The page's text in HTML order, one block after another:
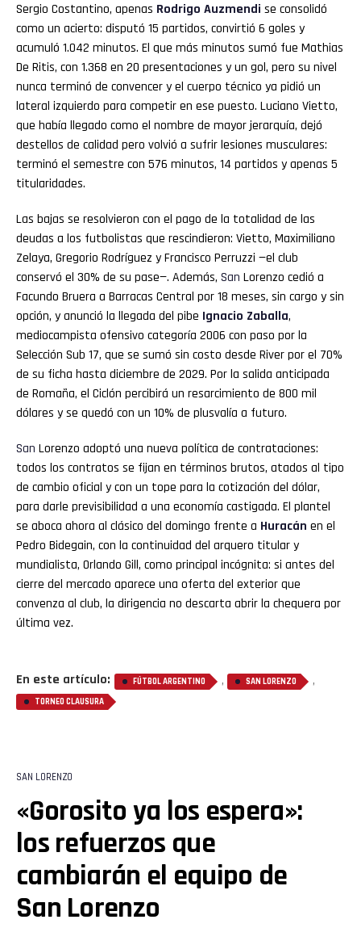
Sergio Costantino, apenas Rodrigo Auzmendi se consolidó
como un acierto: disputó 15 partidos, convirtió 6 goles y
acumuló 1.042 minutos. El que más minutos sumó fue Mathias
De Ritis, con 1.368 en 20 presentaciones y un gol, pero su nivel
nunca terminó de convencer y el cuerpo técnico ya pidió un
lateral izquierdo para competir en ese puesto. Luciano Vietto,
que había llegado como el nombre de mayor jerarquía, dejó
destellos de calidad pero volvió a sufrir lesiones musculares:
terminó el semestre con 576 minutos, 14 partidos y apenas 5
titularidades.
Las bajas se resolvieron con el pago de la totalidad de las
deudas a los futbolistas que rescindieron: Vietto, Maximiliano
Zelaya, Gregorio Rodríguez y Francisco Perruzzi —el club
conservó el 30% de su pase—. Además, San Lorenzo cedió a
Facundo Bruera a Barracas Central por 18 meses, sin cargo y sin
opción, y anunció la llegada del pibe Ignacio Zaballa,
mediocampista ofensivo categoría 2006 con paso por la
Selección Sub 17, que se sumó sin costo desde River por el 70%
de su ficha hasta diciembre de 2029. Por la salida anticipada
de Romaña, el Ciclón percibirá un resarcimiento de 800 mil
dólares y se quedó con un 10% de plusvalía a futuro.
San Lorenzo adoptó una nueva política de contrataciones:
todos los contratos se fijan en términos brutos, atados al tipo
de cambio oficial y con un tope para la cotización del dólar,
para darle previsibilidad a una economía castigada. El plantel
se aboca ahora al clásico del domingo frente a Huracán en el
Pedro Bidegain, con la continuidad del arquero titular y
mundialista, Orlando Gill, como principal incógnita: si antes del
cierre del mercado aparece una oferta del exterior que
convenza al club, la dirigencia no descarta abrir la chequera por
última vez.
En este artículo: FÚTBOL ARGENTINO , SAN LORENZO ,
TORNEO CLAUSURA
SAN LORENZO
«Gorosito ya los espera»:
los refuerzos que
cambiarán el equipo de
San Lorenzo